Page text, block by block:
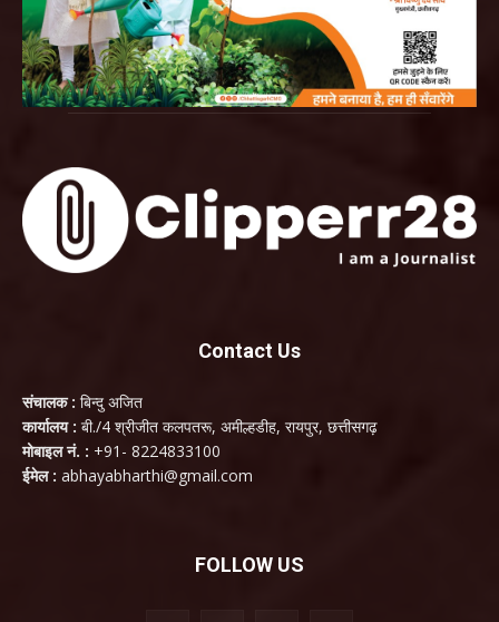
Contact Us
संचालक : बिन्दु अजित
कार्यालय : बी./4 श्रीजीत कलपतरू, अमील्हडीह, रायपुर, छत्तीसगढ़
मोबाइल नं. : +91- 8224833100
ईमेल : abhayabharthi@gmail.com
FOLLOW US